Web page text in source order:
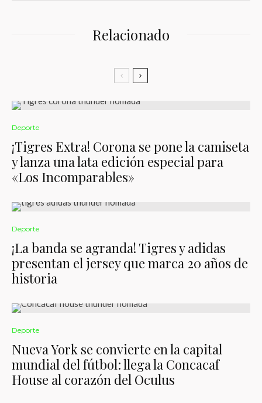
Relacionado
Deporte
¡Tigres Extra! Corona se pone la camiseta
y lanza una lata edición especial para
«Los Incomparables»
Deporte
¡La banda se agranda! Tigres y adidas
presentan el jersey que marca 20 años de
historia
Deporte
Nueva York se convierte en la capital
mundial del fútbol: llega la Concacaf
House al corazón del Oculus